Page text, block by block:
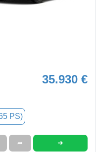
35.930 €
PS)
➦ ➜